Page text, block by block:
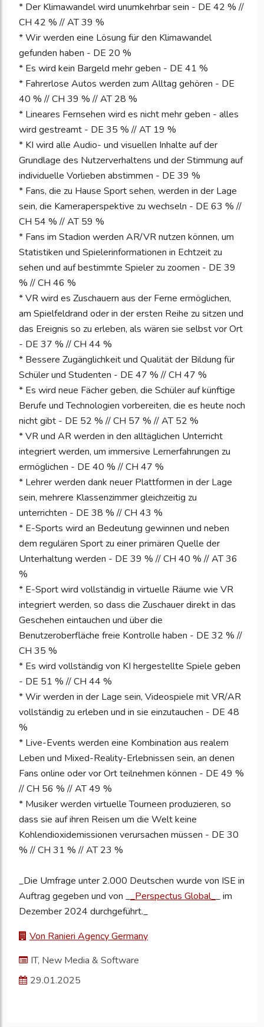
* Der Klimawandel wird unumkehrbar sein - DE 42 % //
CH 42 % // AT 39 %
* Wir werden eine Lösung für den Klimawandel
gefunden haben - DE 20 %
* Es wird kein Bargeld mehr geben - DE 41 %
* Fahrerlose Autos werden zum Alltag gehören - DE
40 % // CH 39 % // AT 28 %
* Lineares Fernsehen wird es nicht mehr geben - alles
wird gestreamt - DE 35 % // AT 19 %
* KI wird alle Audio- und visuellen Inhalte auf der
Grundlage des Nutzerverhaltens und der Stimmung auf
individuelle Vorlieben abstimmen - DE 39 %
* Fans, die zu Hause Sport sehen, werden in der Lage
sein, die Kameraperspektive zu wechseln - DE 63 % //
CH 54 % // AT 59 %
* Fans im Stadion werden AR/VR nutzen können, um
Statistiken und Spielerinformationen in Echtzeit zu
sehen und auf bestimmte Spieler zu zoomen - DE 39
% // CH 46 %
* VR wird es Zuschauern aus der Ferne ermöglichen,
am Spielfeldrand oder in der ersten Reihe zu sitzen und
das Ereignis so zu erleben, als wären sie selbst vor Ort
- DE 37 % // CH 44 %
* Bessere Zugänglichkeit und Qualität der Bildung für
Schüler und Studenten - DE 47 % // CH 47 %
* Es wird neue Fächer geben, die Schüler auf künftige
Berufe und Technologien vorbereiten, die es heute noch
nicht gibt - DE 52 % // CH 57 % // AT 52 %
* VR und AR werden in den alltäglichen Unterricht
integriert werden, um immersive Lernerfahrungen zu
ermöglichen - DE 40 % // CH 47 %
* Lehrer werden dank neuer Plattformen in der Lage
sein, mehrere Klassenzimmer gleichzeitig zu
unterrichten - DE 38 % // CH 43 %
* E-Sports wird an Bedeutung gewinnen und neben
dem regulären Sport zu einer primären Quelle der
Unterhaltung werden - DE 39 % // CH 40 % // AT 36
%
* E-Sport wird vollständig in virtuelle Räume wie VR
integriert werden, so dass die Zuschauer direkt in das
Geschehen eintauchen und über die
Benutzeroberfläche freie Kontrolle haben - DE 32 % //
CH 35 %
* Es wird vollständig von KI hergestellte Spiele geben
- DE 51 % // CH 44 %
* Wir werden in der Lage sein, Videospiele mit VR/AR
vollständig zu erleben und in sie einzutauchen - DE 48
%
* Live-Events werden eine Kombination aus realem
Leben und Mixed-Reality-Erlebnissen sein, an denen
Fans online oder vor Ort teilnehmen können - DE 49 %
// CH 56 % // AT 49 %
* Musiker werden virtuelle Tourneen produzieren, so
dass sie auf ihren Reisen um die Welt keine
Kohlendioxidemissionen verursachen müssen - DE 30
% // CH 31 % // AT 23 %
_Die Umfrage unter 2.000 Deutschen wurde von ISE in
Auftrag gegeben und von __Perspectus Global__ im
Dezember 2024 durchgeführt._
Von Ranieri Agency Germany
IT, New Media & Software
29.01.2025